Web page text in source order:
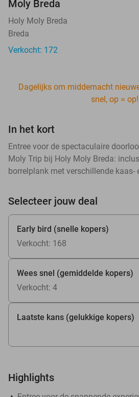
Moly Breda
Holy Moly Breda
Breda
Verkocht: 172
Dagelijks om middernacht
snel, op = op!
In het kort
Entree voor de spectaculaire
Moly Trip bij Holy Moly Breda:
borrelplank met verschillende kaas-
Selecteer jouw deal
Early bird (snelle kopers)
Verkocht: 168
Wees snel (gemiddelde kopers)
Verkocht: 4
Laatste kans (gelukkige kopers)
Highlights